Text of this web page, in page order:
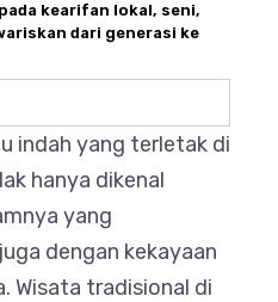
kearifan lokal, seni,
dari generasi ke
indah yang terletak di
hanya dikenal
yang
dengan kekayaan
Wisata tradisional di